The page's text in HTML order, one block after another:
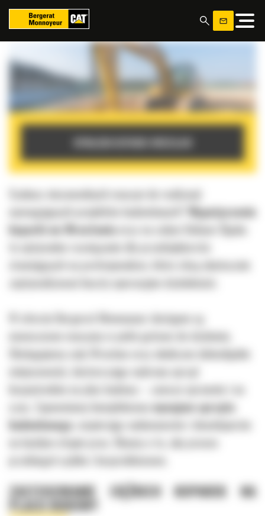
WYNAJEM KOPARKI WROCŁAW
Szukasz niezawodnych maszyn do realizacji
wymagających projektów budowlanych?
Wypożyczenie
koparki we Wrocławiuoraz na całym Dolnym Śląsku
to optymalne rozwiązanie dla przedsiębiorstw
stawiających na profesjonalizm, które chcą skutecznie
zoptymalizować koszty operacyjne działalności.
W ofercie Bergerat Monnoyeur dostępne są
nowoczesne maszyny w pełni gotowe do działania.
Obsługujemy cały Wrocław oraz okoliczne dolnośląskie
miejscowości, dostarczając wybrany sprzęt
bezpośrednio na plac budowy – zawsze sprawnie i na
czas. Zapewniamy kompleksowywynajem sprzętu
budowlanego , wspierając wykonawców i deweloperów
na każdym etapie prac. Dbamy o to, aby proces
przebiegał szybko i bezproblemowo.
ZASTOSOWANIE CIĘŻKICH KOPAREK NA
PLACU BUDOWY
Panel zarządzania plikami cookies